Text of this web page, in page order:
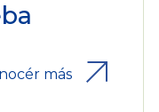
más